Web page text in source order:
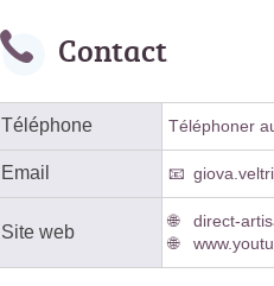
Contact
Téléphone Téléphoner
Email
Site web
direct-